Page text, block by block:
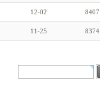
12-02 8407
11-25 8374